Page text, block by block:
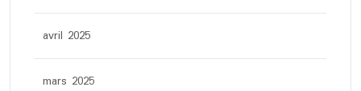
avril 2025
mars 2025